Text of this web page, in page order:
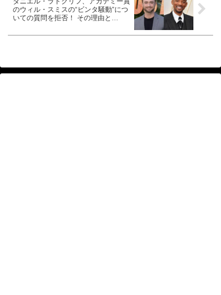
のウィル・スミスの“ビンタ騒動”につ
いての質問を拒否！ その理由と